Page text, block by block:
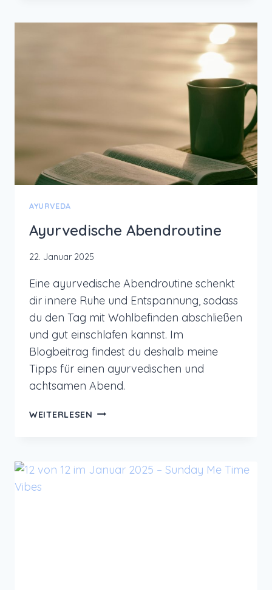
AYURVEDA
Ayurvedische Abendroutine
22. Januar 2025
Eine ayurvedische Abendroutine schenkt
dir innere Ruhe und Entspannung, sodass
du den Tag mit Wohlbefinden abschließen
und gut einschlafen kannst. Im
Blogbeitrag findest du deshalb meine
Tipps für einen ayurvedischen und
achtsamen Abend.
WEITERLESEN AYURVEDISCHE